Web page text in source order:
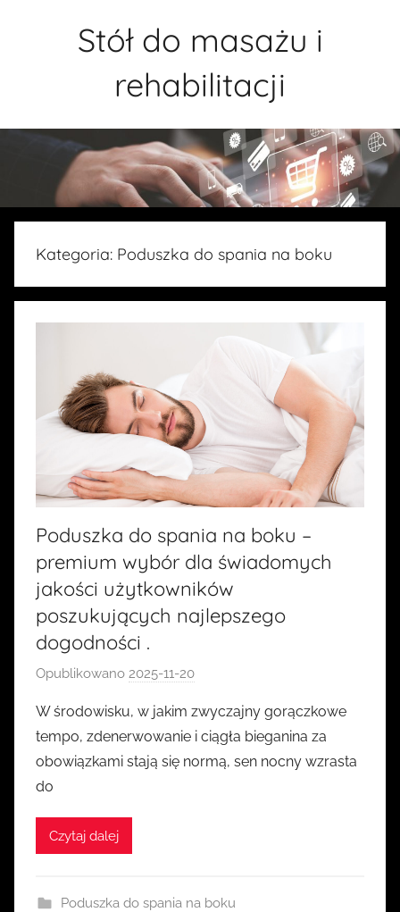
Stół do masażu i
rehabilitacji
Kategoria: Poduszka do spania na boku
Poduszka do spania na boku –
premium wybór dla świadomych
jakości użytkowników
poszukujących najlepszego
dogodności .
Opublikowano 2025-11-20
z
e
z
W środowisku, w jakim zwyczajny gorączkowe
tempo, zdenerwowanie i ciągła bieganina za
obowiązkami stają się normą, sen nocny wzrasta
do
Czytaj dalej
Poduszka do spania na boku